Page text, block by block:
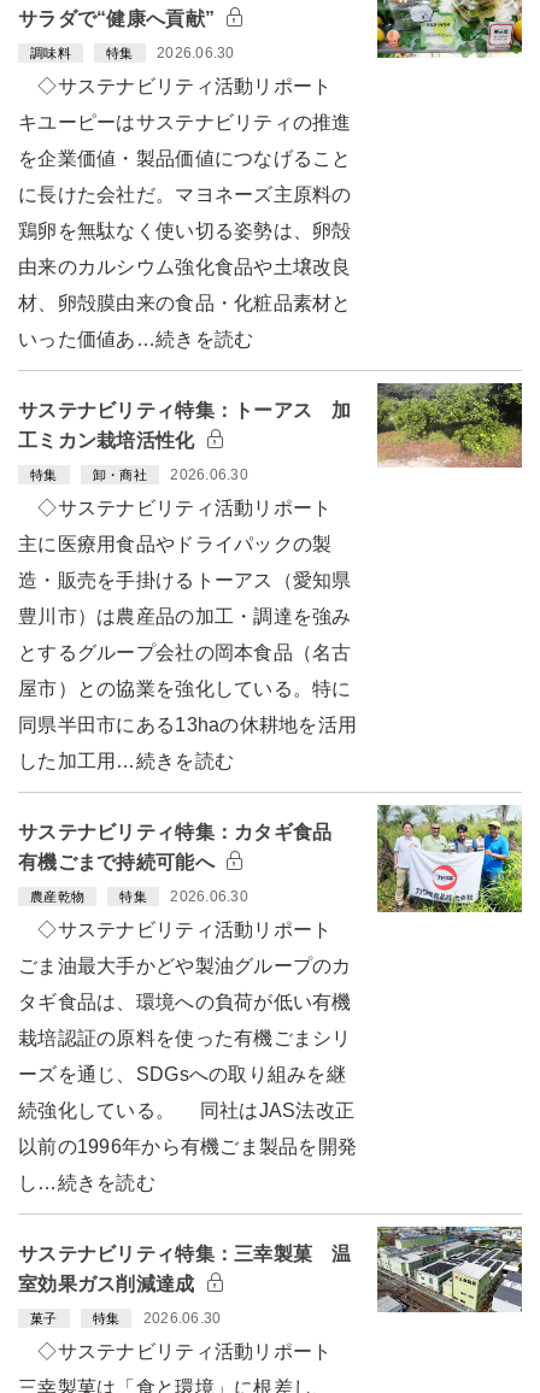
サラダで“健康へ貢献”
調味料 特集 2026.06.30
◇サステナビリティ活動リポート
キユーピーはサステナビリティの推進
を企業価値・製品価値につなげること
に長けた会社だ。マヨネーズ主原料の
鶏卵を無駄なく使い切る姿勢は、卵殻
由来のカルシウム強化食品や土壌改良
材、卵殻膜由来の食品・化粧品素材と
いった価値あ…続きを読む
サステナビリティ特集：トーアス 加
工ミカン栽培活性化
特集 卸・商社 2026.06.30
◇サステナビリティ活動リポート
主に医療用食品やドライパックの製
造・販売を手掛けるトーアス（愛知県
豊川市）は農産品の加工・調達を強み
とするグループ会社の岡本食品（名古
屋市）との協業を強化している。特に
同県半田市にある13haの休耕地を活用
した加工用…続きを読む
サステナビリティ特集：カタギ食品
有機ごまで持続可能へ
農産乾物 特集 2026.06.30
◇サステナビリティ活動リポート
ごま油最大手かどや製油グループのカ
タギ食品は、環境への負荷が低い有機
栽培認証の原料を使った有機ごまシリ
ーズを通じ、SDGsへの取り組みを継
続強化している。 同社はJAS法改正
以前の1996年から有機ごま製品を開発
し…続きを読む
サステナビリティ特集：三幸製菓 温
室効果ガス削減達成
菓子 特集 2026.06.30
◇サステナビリティ活動リポート
三幸製菓は「食と環境」に根差し、